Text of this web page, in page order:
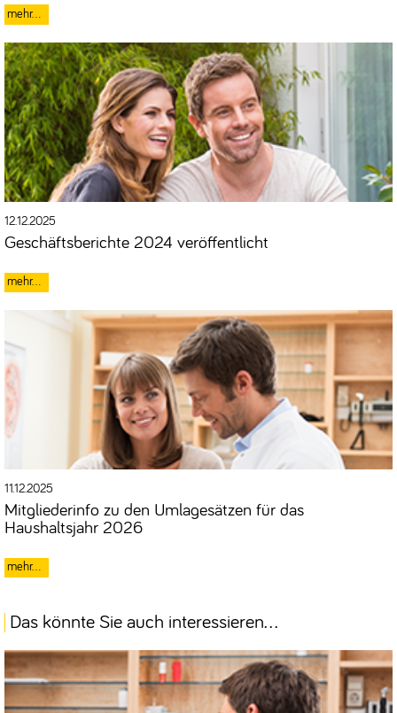
12.12.2025
Geschäftsberichte 2024 veröffentlicht
11.12.2025
Mitgliederinfo zu den Umlagesätzen für das
Haushaltsjahr 2026
Das könnte Sie auch interessieren...